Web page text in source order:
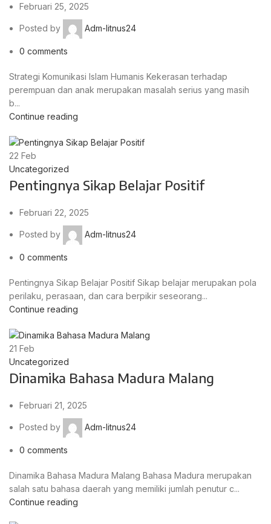
Februari 25, 2025
Posted by Adm-litnus24
0 comments
Strategi Komunikasi Islam Humanis Kekerasan terhadap
perempuan dan anak merupakan masalah serius yang masih
b...
Continue reading
22 Feb
Uncategorized
Pentingnya Sikap Belajar Positif
Februari 22, 2025
Posted by Adm-litnus24
0 comments
Pentingnya Sikap Belajar Positif Sikap belajar merupakan pola
perilaku, perasaan, dan cara berpikir seseorang...
Continue reading
21 Feb
Uncategorized
Dinamika Bahasa Madura Malang
Februari 21, 2025
Posted by Adm-litnus24
0 comments
Dinamika Bahasa Madura Malang Bahasa Madura merupakan
salah satu bahasa daerah yang memiliki jumlah penutur c...
Continue reading